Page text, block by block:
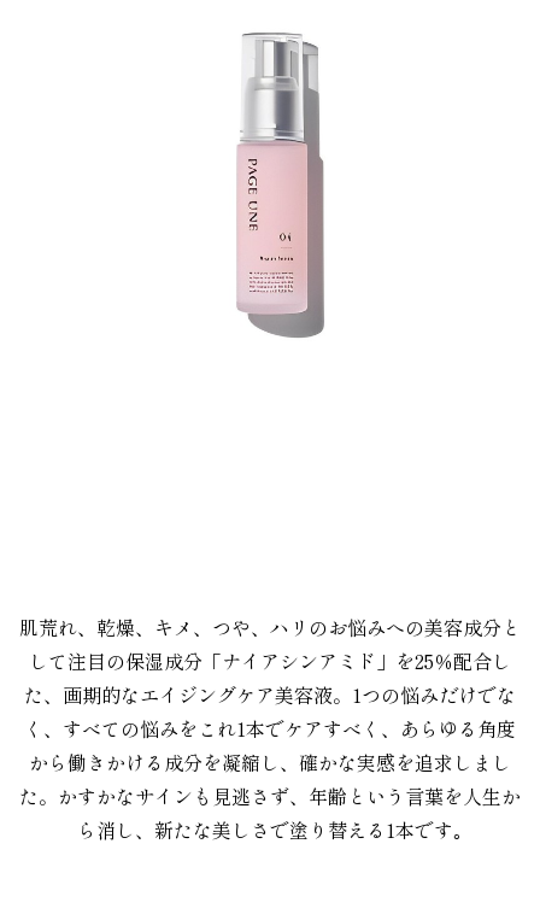
肌荒れ、乾燥、キメ、つや、ハリのお悩みへの美容成分と
して注目の保湿成分「ナイアシンアミド」を25％配合し
た、画期的なエイジングケア美容液。1つの悩みだけでな
く、すべての悩みをこれ1本でケアすべく、あらゆる角度
から働きかける成分を凝縮し、確かな実感を追求しまし
た。かすかなサインも見逃さず、年齢という言葉を人生か
ら消し、新たな美しさで塗り替える1本です｡